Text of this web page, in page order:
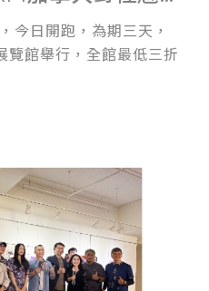
今日開跑，為期三天，
覽館舉行，全館最低三折